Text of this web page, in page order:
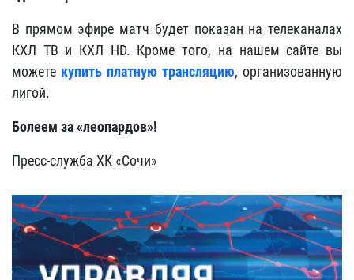
В прямом эфире матч будет показан на телеканалах
КХЛ ТВ и КХЛ HD. Кроме того, на нашем сайте вы
можете купить платную трансляцию, организованную
лигой.
Болеем за «леопардов»!
Пресс-служба ХК «Сочи»